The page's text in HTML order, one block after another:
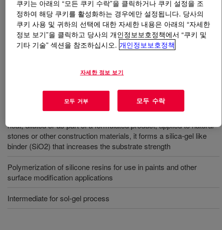
무엇입니까 XIAMETER™ OFS-6697 Silane?
테트라에톡시실란(TEOS, Si(OC2H5)4) - 아연이 풍부한
XIAMETER™ OFS-6697 Silane pure silane that can be applied
neat, diluted or as part of a formulated product; applied to natural
stones or other construction materials, it forms a silica-gel like
binder (SiO2) that increases the substrate strength
Polymerization of silicone resins for use in paints and other
surface modification applications
Intermediate for sol-gel process
쿠키는 아래의 “모든 쿠키 수락”을 클릭하거나 쿠키 설정을 조
정하여 해당 쿠키를 활성화하는 경우에만 설정됩니다. 당사의
쿠키 사용 및 귀하의 선택에 대한 자세한 내용은 아래의 “자세한
정보 보기”을 클릭하고 당사의 개인정보보호정책에서 “쿠키 및
기타 기술” 섹션을 참조하십시오. 개인정보보호정책
자세한 정보 보기
모두 거부 모두 수락